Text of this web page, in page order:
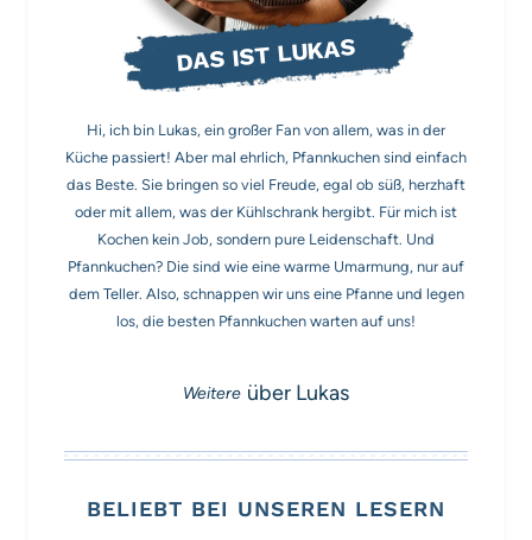
DAS IST LUKAS
Hi, ich bin Lukas, ein großer Fan von allem, was in der
Küche passiert! Aber mal ehrlich, Pfannkuchen sind einfach
das Beste. Sie bringen so viel Freude, egal ob süß, herzhaft
oder mit allem, was der Kühlschrank hergibt. Für mich ist
Kochen kein Job, sondern pure Leidenschaft. Und
Pfannkuchen? Die sind wie eine warme Umarmung, nur auf
dem Teller. Also, schnappen wir uns eine Pfanne und legen
los, die besten Pfannkuchen warten auf uns!
über Lukas
BELIEBT BEI UNSEREN LESERN